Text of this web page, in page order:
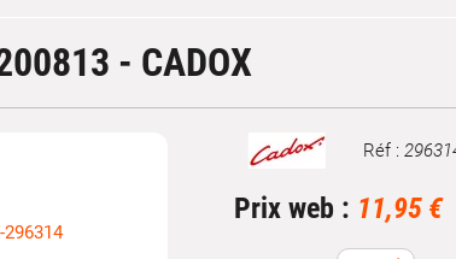
- CADOX
Marque Réf :
Prix web : 11,95 €